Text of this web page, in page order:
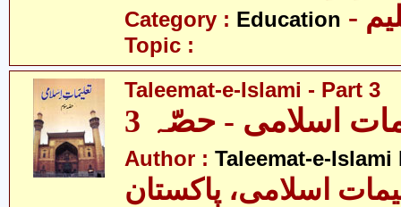
Category : Education
Topic :
Taleemat-e-Islami - Part 3
اسلامی - حصّہ 3
Author : Taleemat-e-Islami
اسلامی، پاکستان